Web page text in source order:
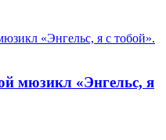
мюзикл «Энгельс, я